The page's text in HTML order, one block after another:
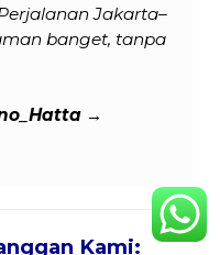
Jakarta–
banget, tanpa
→
Kami: